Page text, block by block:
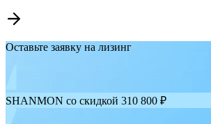
Оставьте заявку на лизинг
SHANMON со скидкой 310 800 ₽